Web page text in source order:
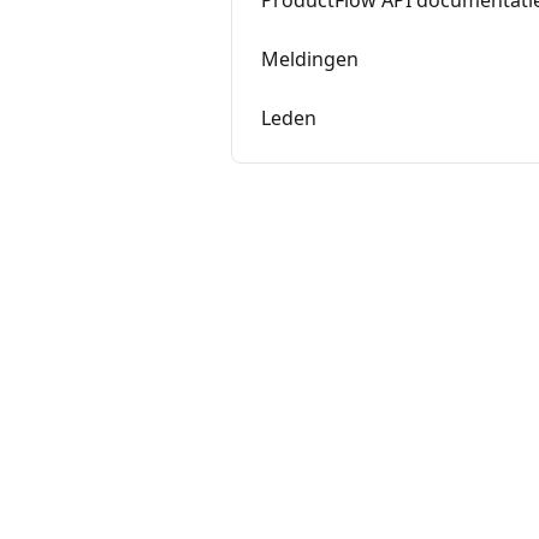
Meldingen
Leden